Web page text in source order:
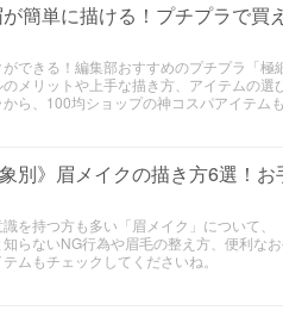
が簡単に描ける！プチプラで買
できる！編集部おすすめのプチプラ「
メリットや上手な描き方、アイテムの選
ら、100均ショップの神コスパアイテムも
別》眉メイクの描き方6選！
を持つ方も多い「眉メイク」について、
らないNG行為や眉毛の整え方、便利な
ムもチェックしてくださいね。